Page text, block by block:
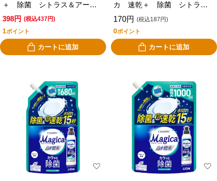
＋ 除菌 シトラス＆アール
グレイの香り つめかえ 特
398円 (税込437円)
1ポイント
カートに追加
カ 速乾＋ 除菌 シトラス
グリーンの香り 本体 ２２
170円 (税込187円)
0ポイント
カートに追加